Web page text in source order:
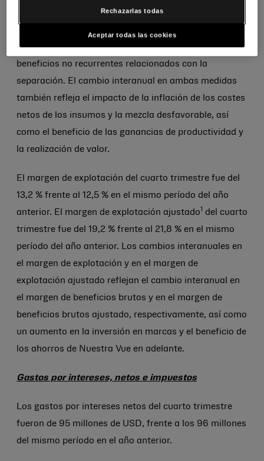
de beneficio bruto ajustado1disminuyó 80 puntos
del mismo período en el año anterior, lo que incluyó
beneficios no recurrentes relacionados con la
separación. El cambio interanual en ambas medidas
también refleja el impacto de la inflación de los costes
netos de los insumos y la mezcla desfavorable, así
como el beneficio de las ganancias de productividad y
la realización de valor.
El margen de explotación del cuarto trimestre fue del
13,2 % frente al 12,5 % en el mismo período del año
anterior. El margen de explotación ajustado1 del cuarto
trimestre fue del 19,2 % frente al 21,8 % en el mismo
período del año anterior. Los cambios interanuales en
el margen de explotación y en el margen de
explotación ajustado reflejan el cambio interanual en
el margen de beneficios brutos y en el margen de
beneficios brutos ajustado, respectivamente, así como
un aumento en la inversión en marcas y el beneficio de
los ahorros de Nuestra Vue en adelante.
Gastos por intereses, netos e impuestos
Los gastos por intereses netos del cuarto trimestre
fueron de 95 millones de USD, frente a los 96 millones
del mismo período en el año anterior.
Rechazarlas todas
Aceptar todas las cookies